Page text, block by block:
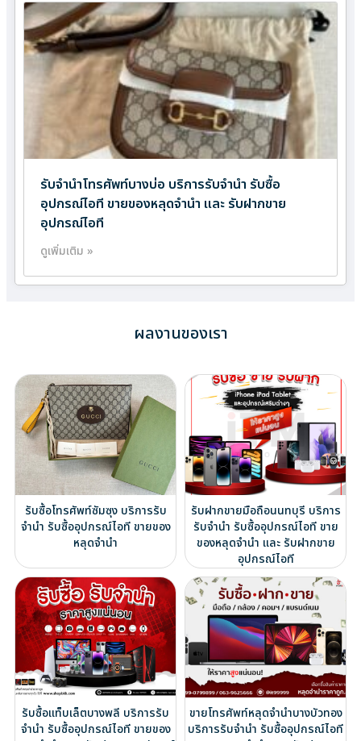
รับจำนำโทรศัพท์บางบ่อ บริการรับจำนำ รับซื้อ
อุปกรณ์ไอที ขายของหลุดจำนำ และ รับฝากขาย
อุปกรณ์ไอที
ดูเพิ่มเติม »
ผลงานของเรา
รับซื้อโทรศัพท์ซัมซุง บริการรับ
จำนำ รับซื้ออุปกรณ์ไอที ขายของ
หลุดจำนำ
รับฝากขายมือถือนนทบุรี บริการ
รับจำนำ รับซื้ออุปกรณ์ไอที ขาย
ของหลุดจำนำ และ รับฝากขาย
อุปกรณ์ไอที
รับซื้อแท็บเล็ตบางพลี บริการรับ
จำนำ รับซื้ออุปกรณ์ไอที ขายของ
ขายโทรศัพท์หลุดจำนำบางบัวทอง
บริการรับจำนำ รับซื้ออุปกรณ์ไอที